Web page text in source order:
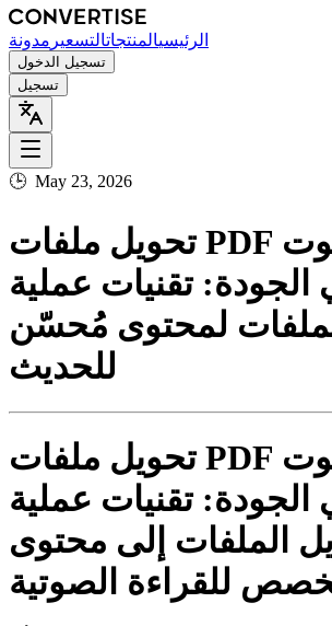
الرئيسيالمنتجاتالتسعير مدونة
تسجيل الدخول
تسجيل
🕒 May 23, 2026
تحويل ملفات PDF إلى صوت
الجودة: تقنيات عملية
لمحتوى مُحسّن
للحديث
تحويل ملفات PDF إلى صوت
الجودة: تقنيات عملية
الملفات إلى محتوى
للقراءة الصوتية